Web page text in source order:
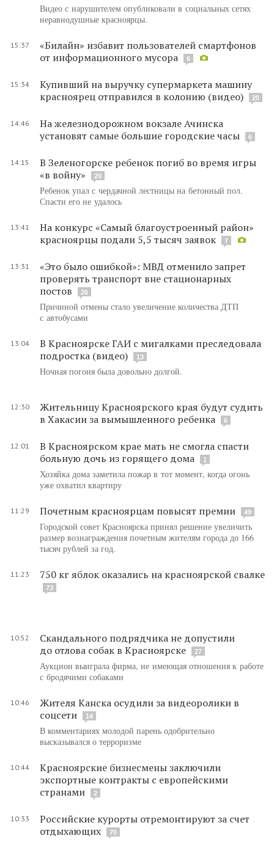
Видео с нарушителем опубликовали в социальных сетях
неравнодушные красноярцы.
15:37
«Билайн» избавит пользователей смартфонов
от информационного мусора
6
15:34
Купивший на выручку супермаркета машину
красноярец отправился в колонию (видео)
20
14:46
На железнодорожном вокзале Ачинска
установят самые большие городские часы
6
14:15
В Зеленогорске ребенок погиб во время игры
«в войну»
20
Ребенок упал с чердачной лестницы на бетонный пол.
Спасти его не удалось
13:41
На конкурс «Самый благоустроенный район»
красноярцы подали 5,5 тысяч заявок
7
13:31
«Это было ошибкой»: МВД отменило запрет
проверять транспорт вне стационарных
постов
26
Причиной отмены стало увеличение количества ДТП
с автобусами
13:04
В Красноярске ГАИ с мигалками преследовала
подростка (видео)
13
Ночная погоня была довольно долгой.
12:30
Жительницу Красноярского края будут судить
в Хакасии за вымышленного ребенка
6
12:01
В Красноярском крае мать не смогла спасти
больную дочь из горящего дома
1
Хозяйка дома заметила пожар в тот момент, когда огонь
уже охватил квартиру
11:29 Почетным красноярцам повысят премии 49
Городской совет Красноярска принял решение увеличить
размер вознаграждения почетным жителям города до 166
тысяч рублей за год.
11:23 750 кг яблок оказались на красноярской свалке
73
10:52
Скандального подрядчика не допустили
до отлова собак в Красноярске
27
Аукцион выиграла фирма, не имеющая отношения к работе
с бродячими собаками
10:46
Жителя Канска осудили за видеоролики в
соцсети
14
В комментариях молодой парень одобрительно
высказывался о терроризме
10:44
Красноярские бизнесмены заключили
экспортные контракты с европейскими
странами
2
10:33
Российские курорты отремонтируют за счет
отдыхающих
70